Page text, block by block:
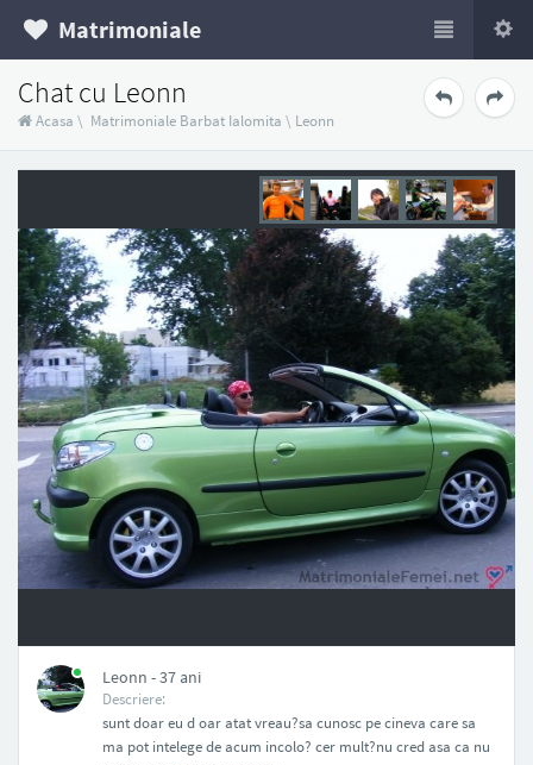
Matrimoniale
Chat cu Leonn
Acasa \ Matrimoniale Barbat Ialomita \ Leonn
Leonn - 37 ani
Descriere:
sunt doar eu d oar atat vreau?sa cunosc pe cineva care sa
ma pot intelege de acum incolo? cer mult?nu cred asa ca nu